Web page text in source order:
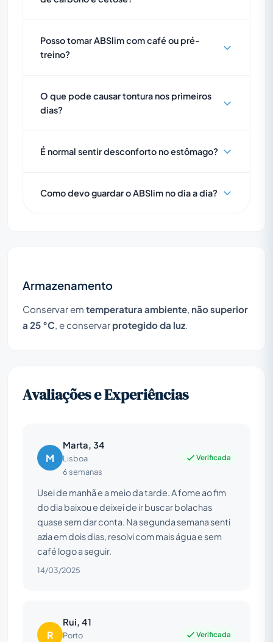
Posso tomar ABSlim com café ou pré-
treino?
O que pode causar tontura nos primeiros
dias?
É normal sentir desconforto no estômago?
Como devo guardar o ABSlim no dia a dia?
Armazenamento
Conservar em temperatura ambiente não superior
a 25 °C , e conservar protegido da luz
Avaliações e Experiências
M
Marta, 34
Lisboa
6 semanas
Verificada
Usei de manhã e a meio da tarde. A fome ao fim
do dia baixou e deixei de ir buscar bolachas
quase sem dar conta. Na segunda semana senti
azia em dois dias, resolvi com mais água e sem
café logo a seguir.
14/03/2025
R
Rui, 41
Porto
Verificada